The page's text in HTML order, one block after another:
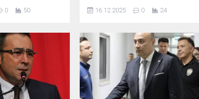
sürüldü.
ticareti
Zenbilci,
yapmak
ve 20
geçirilen aracın
olduğu...
0 50
(yarın) saat 10:00’da Türk Ticaret
düzenlenirken; ADASO’da da
Adana İhracat Akademisi Protokolü
imza töreni ve İhracatın Finansmanı
ve Devlet Destekleri paneli
gerçekleştirilecek.
16.12.2025 0 24